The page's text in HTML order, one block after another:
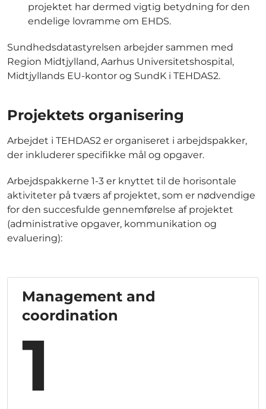
projektet har dermed vigtig betydning for den
endelige lovramme om EHDS.
Sundhedsdatastyrelsen arbejder sammen med
Region Midtjylland, Aarhus Universitetshospital,
Midtjyllands EU-kontor og SundK i TEHDAS2.
Projektets organisering
Arbejdet i TEHDAS2 er organiseret i arbejdspakker,
der inkluderer specifikke mål og opgaver.
Arbejdspakkerne 1-3 er knyttet til de horisontale
aktiviteter på tværs af projektet, som er nødvendige
for den succesfulde gennemførelse af projektet
(administrative opgaver, kommunikation og
evaluering):
Management and
coordination
1